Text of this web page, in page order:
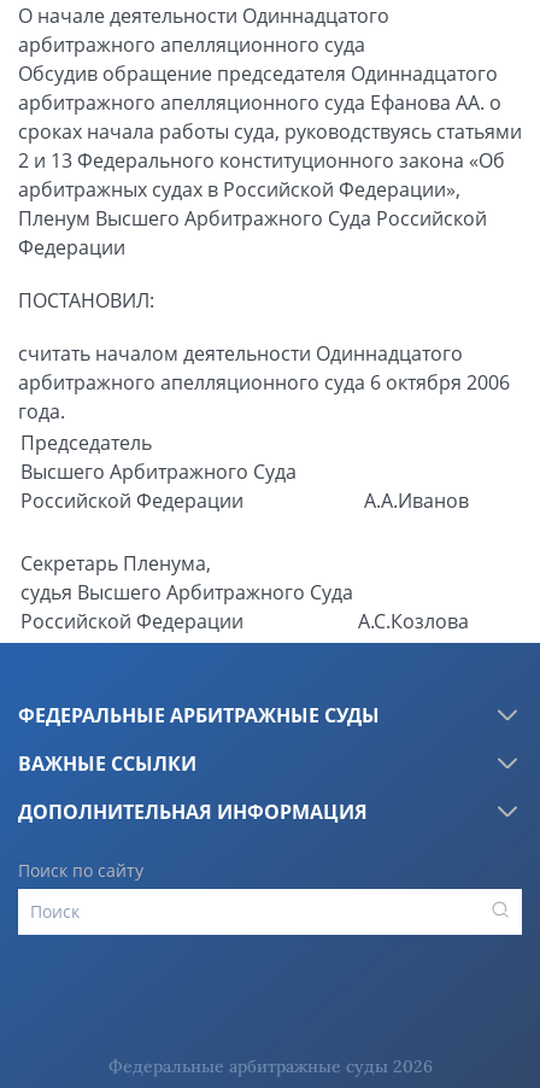
О начале деятельности Одиннадцатого
арбитражного апелляционного суда
Обсудив обращение председателя Одиннадцатого
арбитражного апелляционного суда Ефанова АА. о
сроках начала работы суда, руководствуясь статьями
2 и 13 Федерального конституционного закона «Об
арбитражных судах в Российской Федерации»,
Пленум Высшего Арбитражного Суда Российской
Федерации
ПОСТАНОВИЛ:
считать началом деятельности Одиннадцатого
арбитражного апелляционного суда 6 октября 2006
года.
Председатель
Высшего Арбитражного Суда
Российской Федерации
А.А.Иванов
Секретарь Пленума,
судья Высшего Арбитражного Суда
Российской Федерации
А.С.Козлова
ФЕДЕРАЛЬНЫЕ АРБИТРАЖНЫЕ СУДЫ
ВАЖНЫЕ ССЫЛКИ
ДОПОЛНИТЕЛЬНАЯ ИНФОРМАЦИЯ
Поиск по сайту
Федеральные арбитражные суды 2026